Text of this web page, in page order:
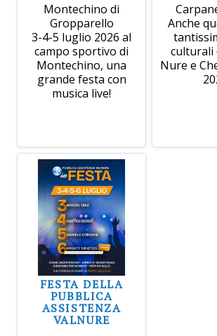
Montechino di
Gropparello
3-4-5 luglio 2026 al
campo sportivo di
Montechino, una
grande festa con
musica live!
Anche
culturali
Nure e
FESTA DELLA
PUBBLICA
ASSISTENZA
VALNURE